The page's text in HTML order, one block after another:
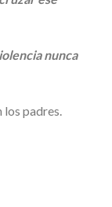
nunca
los padres.